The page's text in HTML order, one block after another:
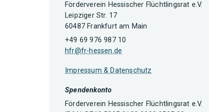
Förderverein Hessischer Flüchtlingsrat e.V.
Leipziger Str. 17
60487 Frankfurt am Main
+49 69 976 987 10
hfr@fr-hessen.de
Impressum & Datenschutz
Spendenkonto
Förderverein Hessischer Flüchtlingsrat e.V.